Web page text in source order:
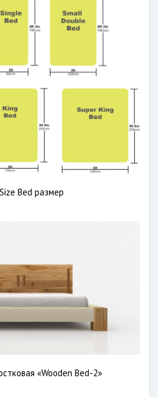
Bed размер
«Wooden Bed-2»